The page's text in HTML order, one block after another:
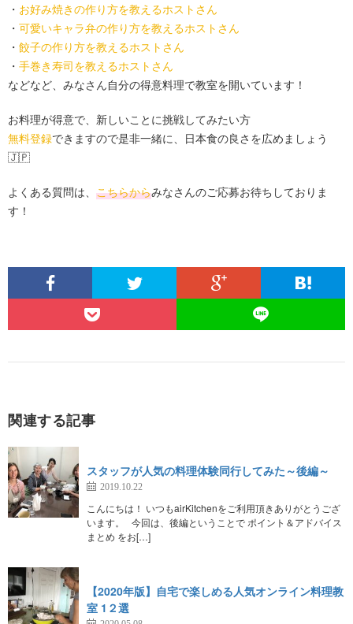
・ お好み焼きの作り方を教えるホストさん
・ 可愛いキャラ弁の作り方を教えるホストさん
・ 餃子の作り方を教えるホストさん
・ 手巻き寿司を教えるホストさん
などなど、みなさん自分の得意料理で教室を開いています！
お料理が得意で、新しいことに挑戦してみたい方
無料登録できますので是非一緒に、日本食の良さを広めましょう
🇯🇵
よくある質問は、 こちらからみなさんのご応募お待ちしておりま
す！
関連する記事
スタッフが人気の料理体験同行してみた～後編～
2019.10.22
こんにちは！ いつもairKitchenをご利用頂きありがとうござ
います。 今回は、後編ということで ポイント＆アドバイス
まとめ をお[…]
【2020年版】自宅で楽しめる人気オンライン料理教
室 1２選